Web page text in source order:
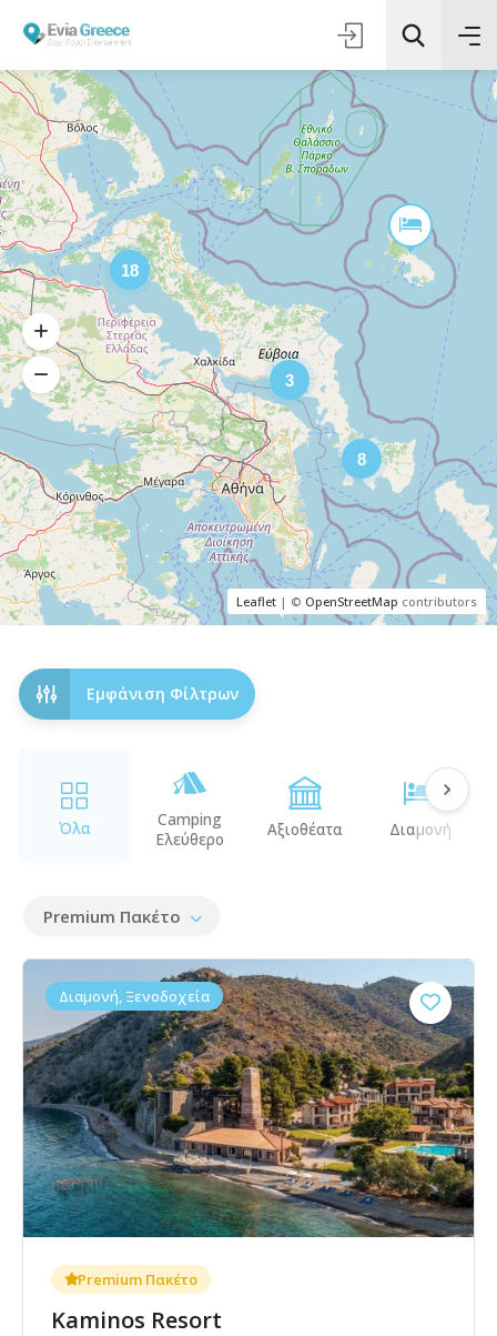
Εμφάνιση Φίλτρων
Όλα
Camping
Ελεύθερο
Αξιοθέατα Διαμονή
Premium Πακέτο
Διαμονή, Ξενοδοχεία
Premium Πακέτο
Kaminos Resort
3
8
18
Leaflet | © OpenStreetMap contributors